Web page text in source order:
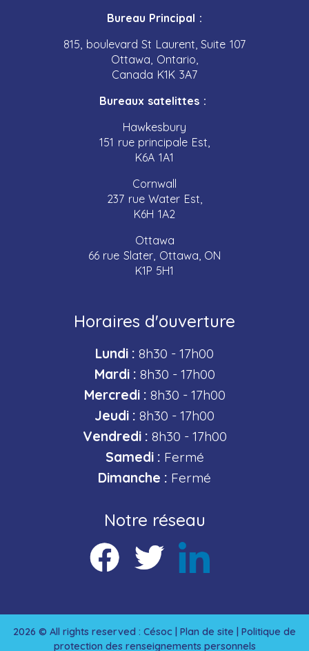
Bureau Principal :
815, boulevard St Laurent, Suite 107
Ottawa, Ontario,
Canada K1K 3A7
Bureaux satelittes :
Hawkesbury
151 rue principale Est,
K6A 1A1
Cornwall
237 rue Water Est,
K6H 1A2
Ottawa
66 rue Slater, Ottawa, ON
K1P 5H1
Horaires d'ouverture
Lundi : 8h30 - 17h00
Mardi : 8h30 - 17h00
Mercredi : 8h30 - 17h00
Jeudi : 8h30 - 17h00
Vendredi : 8h30 - 17h00
Samedi : Fermé
Dimanche : Fermé
Notre réseau
2026 © All rights reserved : Césoc | Plan de site
Politique de
protection des renseignements personnels